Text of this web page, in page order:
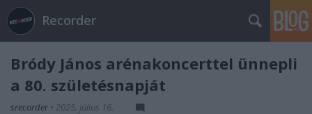
Recorder
Bródy János arénakoncerttel ünnepli
a 80. születésnapját
srecorder • 2025. július 16.